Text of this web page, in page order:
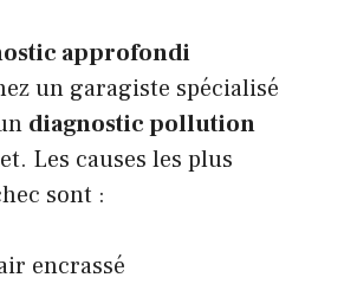
approfondi
un garagiste spécialisé
diagnostic pollution
Les causes les plus
sont :
encrassé